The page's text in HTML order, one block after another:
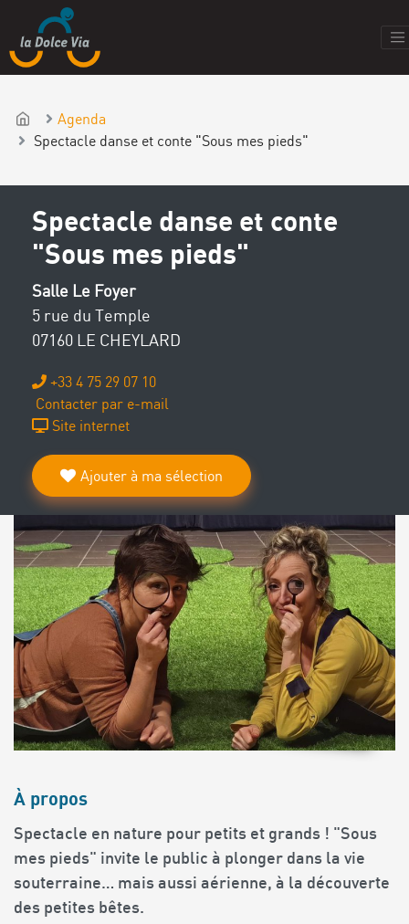
Agenda
Spectacle danse et conte "Sous mes pieds"
Spectacle danse et conte
"Sous mes pieds"
Salle Le Foyer
5 rue du Temple
07160 LE CHEYLARD
+33 4 75 29 07 10
Contacter par e-mail
Site internet
Ajouter à ma sélection
À propos
Spectacle en nature pour petits et grands ! "Sous
mes pieds" invite le public à plonger dans la vie
souterraine… mais aussi aérienne, à la découverte
des petites bêtes.